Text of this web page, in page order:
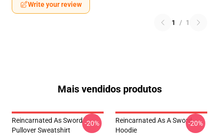
Write your review
1 / 1
Mais vendidos produtos
Reincarnated As Sword
Pullover Sweatshirt
-20%
Reincarnated As A Sword
Hoodie
-20%